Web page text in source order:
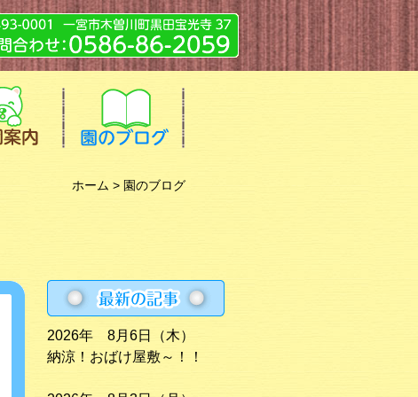
ホーム > 園のブログ
2026年 8月6日（木）
納涼！おばけ屋敷～！！